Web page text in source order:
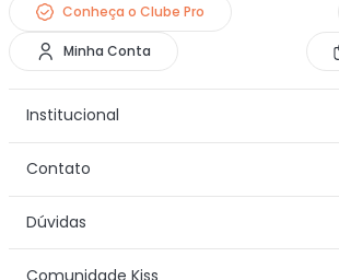
Conheça o Clube Pro
Minha Conta
Institucional
Contato
Dúvidas
Comunidade Kiss